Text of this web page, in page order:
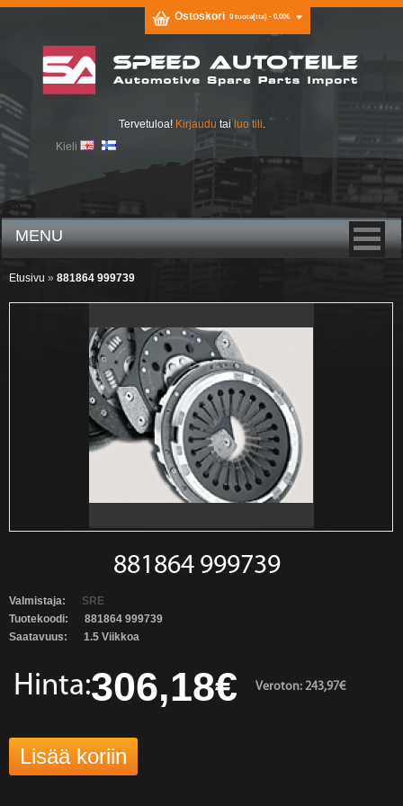
Ostoskori 0 tuote(tta) - 0,00€
Tervetuloa! Kirjaudu tai luo tili.
Kieli
MENU
Etusivu »881864 999739
881864 999739
Valmistaja:
SRE
Tuotekoodi:
881864 999739
Saatavuus:
1.5 Viikkoa
Hinta:306,18€ Veroton: 243,97€